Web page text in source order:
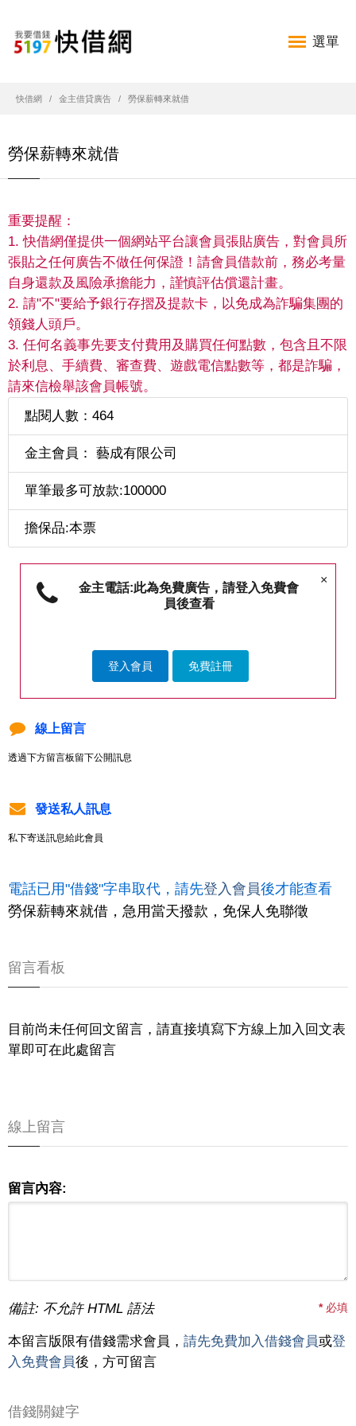
選單
快借網 金主借貸廣告 勞保薪轉來就借
勞保薪轉來就借
重要提醒：
1. 快借網僅提供一個網站平台讓會員張貼廣告，對會員所
張貼之任何廣告不做任何保證！請會員借款前，務必考量
自身還款及風險承擔能力，謹慎評估償還計畫。
2. 請"不"要給予銀行存摺及提款卡，以免成為詐騙集團的
領錢人頭戶。
3. 任何名義事先要支付費用及購買任何點數，包含且不限
於利息、手續費、審查費、遊戲電信點數等，都是詐騙，
請來信檢舉該會員帳號。
點閱人數：464
金主會員： 藝成有限公司
單筆最多可放款:100000
擔保品:本票
×
金主電話:此為免費廣告，請登入免費會
員後查看
登入會員 免費註冊
線上留言
透過下方留言板留下公開訊息
發送私人訊息
私下寄送訊息給此會員
電話已用"借錢"字串取代，請先登入會員後才能查看
勞保薪轉來就借，急用當天撥款，免保人免聯徵
留言看板
目前尚未任何回文留言，請直接填寫下方線上加入回文表
單即可在此處留言
線上留言
留言內容:
備註: 不允許 HTML 語法 *必填
本留言版限有借錢需求會員， 請先免費加入借錢會員或登
入免費會員後，方可留言
借錢關鍵字